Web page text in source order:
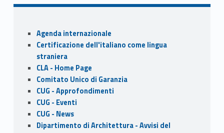
b
o
o
k
d
o
n
l e
Sidebar
Agenda internazionale
Certificazione dell'italiano come lingua
straniera
CLA - Home Page
Comitato Unico di Garanzia
CUG - Approfondimenti
CUG - Eventi
CUG - News
Dipartimento di Architettura - Avvisi del